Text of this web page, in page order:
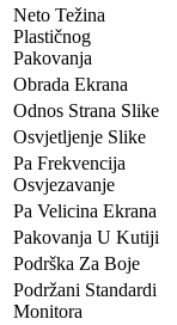
Neto Težina
Plastičnog
Pakovanja
Obrada Ekrana
Odnos Strana Slike
Osvjetljenje Slike
Pa Frekvencija
Osvjezavanje
Pa Velicina Ekrana
Pakovanja U Kutiji
Podrška Za Boje
Podržani Standardi
Monitora